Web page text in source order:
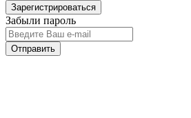
Забыли пароль